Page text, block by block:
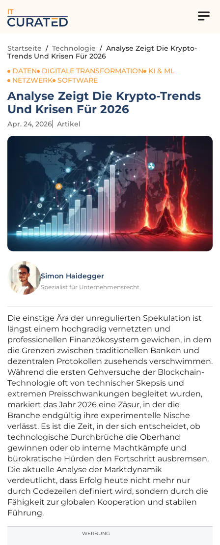
IT
Startseite / Technologie / Analyse Zeigt Die Krypto-
Trends Und Krisen Für 2026
DATEN
DIGITALE TRANSFORMATION
KI & ML
NETZWERK SOFTWARE
Analyse Zeigt Die Krypto-Trends
Und Krisen Für 2026
Apr. 24, 2026 Artikel
Simon Haidegger
Spezialist für Unternehmensrecht
Die einstige Ära der unregulierten Spekulation ist
längst einem hochgradig vernetzten und
professionellen Finanzökosystem gewichen, in dem
die Grenzen zwischen traditionellen Banken und
dezentralen Protokollen zusehends verschwimmen.
Während die ersten Gehversuche der Blockchain-
Technologie oft von technischer Skepsis und
extremen Preisschwankungen begleitet wurden,
markiert das Jahr 2026 eine Zäsur, in der die
Branche endgültig ihre experimentelle Nische
verlässt. Es ist die Zeit, in der sich entscheidet, ob
technologische Durchbrüche die Oberhand
gewinnen oder ob interne Machtkämpfe und
bürokratische Hürden den Fortschritt ausbremsen.
Die aktuelle Analyse der Marktdynamik
verdeutlicht, dass Erfolg heute nicht mehr nur
durch Codezeilen definiert wird, sondern durch die
Fähigkeit zur globalen Kooperation und stabilen
Führung.
WERBUNG